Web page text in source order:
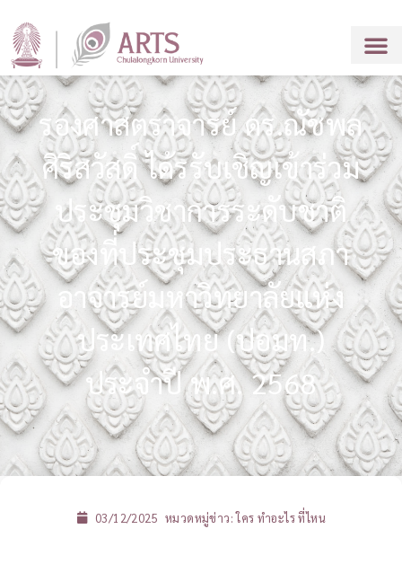
รองศาสตราจารย์ ดร.ณัชพล
ศิริสวัสดิ์ ได้รรับเชิญเข้าร่วม
ประชุมวิชาการระดับชาติ
ของที่ประชุมประธานสภา
อาจารย์มหาวิทยาลัยแห่ง
ประเทศไทย (ปอมท.)
ประจำปี พ.ศ. 2568
03/12/2025 หมวดหมู่ข่าว:ใคร ทำอะไร ที่ไหน